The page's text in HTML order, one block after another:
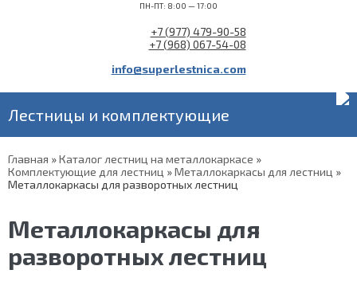
ПН-ПТ: 8:00 — 17:00
+7 (977) 479-90-58
+7 (968) 067-54-08
info@superlestnica.com
Лестницы и комплектующие
Главная »Каталог лестниц на металлокаркасе »
Комплектующие для лестниц »Металлокаркасы для лестниц »
Металлокаркасы для разворотных лестниц
Металлокаркасы для
разворотных лестниц